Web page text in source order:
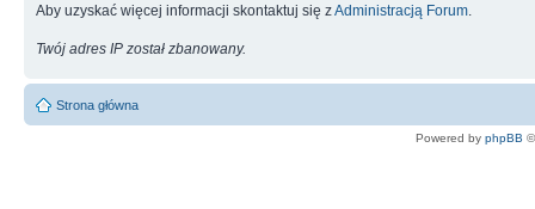
Aby uzyskać więcej informacji skontaktuj się zAdministracją Forum
Twój adres IP został zbanowany.
Strona główna
Powered by phpBB